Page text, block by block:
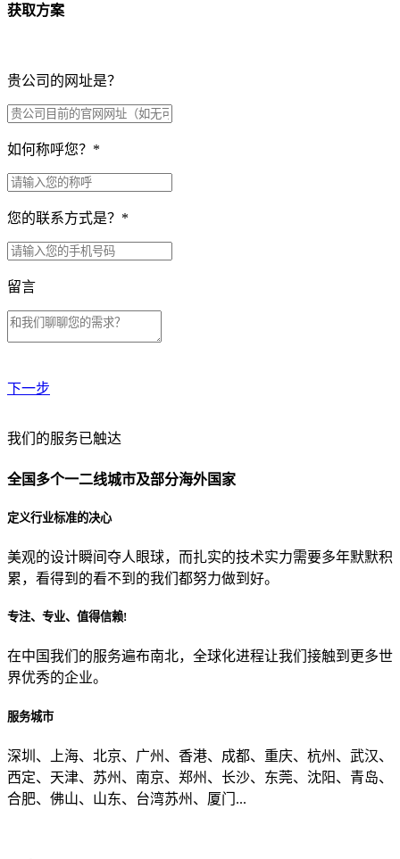
获取方案
贵公司的网址是？
如何称呼您？ *
您的联系方式是？ *
留言
下一步
贵公司预算范围是？
贵公司的团队规模是？
目前主要的营销渠道是？
我们的服务已触达
全国多个一二线城市及部分海外国家
定义行业标准的决心
美观的设计瞬间夺人眼球，而扎实的技术实力需要多年默默积
累，看得到的看不到的我们都努力做到好。
专注、专业、值得信赖!
在中国我们的服务遍布南北，全球化进程让我们接触到更多世
界优秀的企业。
服务城市
深圳、上海、北京、广州、香港、成都、重庆、杭州、武汉、
西定、天津、苏州、南京、郑州、长沙、东莞、沈阳、青岛、
合肥、佛山、山东、台湾苏州、厦门...